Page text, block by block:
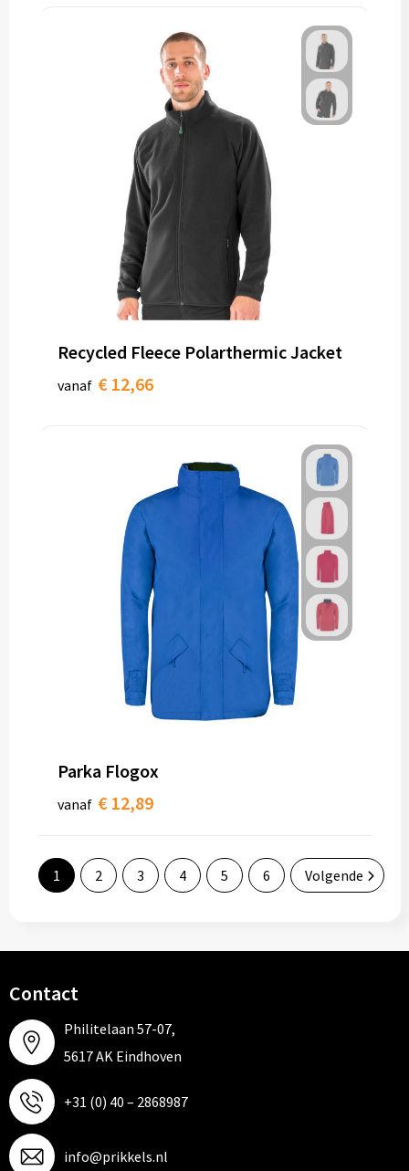
Recycled Fleece Polarthermic Jacket
vanaf € 12,66
Parka Flogox
vanaf € 12,89
1 2 3 4 5 6 Volgende
Contact
Philitelaan 57-07,
5617 AK Eindhoven
+31 (0) 40 – 2868987
info@prikkels.nl